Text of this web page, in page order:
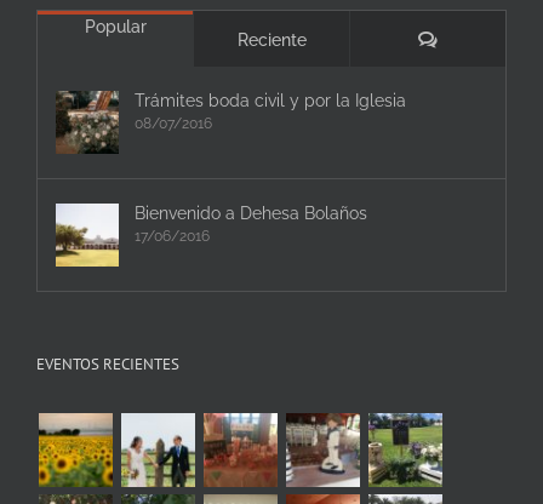
Popular
Reciente Comentarios
Trámites boda civil y por la Iglesia
08/07/2016
Bienvenido a Dehesa Bolaños
17/06/2016
EVENTOS RECIENTES